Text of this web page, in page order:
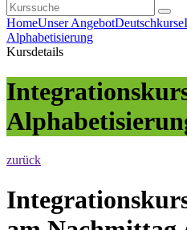
HomeUnser AngebotDeutschkurse
Alphabetisierung
Kursdetails
zurück